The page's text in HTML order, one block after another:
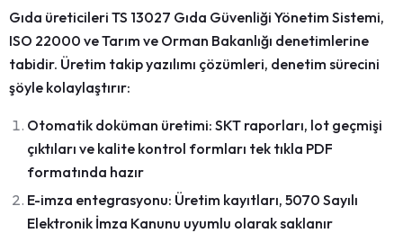
Gıda üreticileri TS 13027 Gıda Güvenliği Yönetim Sistemi,
ISO 22000 ve Tarım ve Orman Bakanlığı denetimlerine
tabidir. Üretim takip yazılımı çözümleri, denetim sürecini
şöyle kolaylaştırır:
Otomatik doküman üretimi: SKT raporları, lot geçmişi
çıktıları ve kalite kontrol formları tek tıkla PDF
formatında hazır
E-imza entegrasyonu: Üretim kayıtları, 5070 Sayılı
Elektronik İmza Kanunu uyumlu olarak saklanır